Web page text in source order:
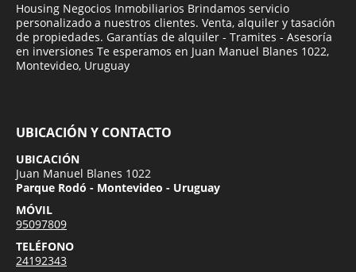
Housing Negocios Inmobiliarios Brindamos servicio
personalizado a nuestros clientes. Venta, alquiler y tasación
de propiedades. Garantías de alquiler - Tramites - Asesoría
en inversiones Te esperamos en Juan Manuel Blanes 1022,
Montevideo, Uruguay
UBICACIÓN Y CONTACTO
UBICACIÓN
Juan Manuel Blanes 1022
Parque Rodó - Montevideo - Uruguay
MÓVIL
95097809
TELÉFONO
24192343